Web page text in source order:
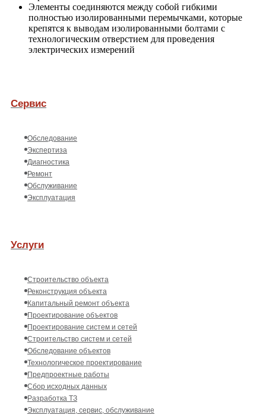
Элементы соединяются между собой гибкими
полностью изолированными перемычками, которые
крепятся к выводам изолированными болтами с
технологическим отверстием для проведения
электрических измерений
Сервис
Обследование
Экспертиза
Диагностика
Ремонт
Обслуживание
Эксплуатация
Услуги
Строительство объекта
Реконструкция объекта
Капитальный ремонт объекта
Проектирование объектов
Проектирование систем и сетей
Строительство систем и сетей
Обследование объектов
Технологическое проектирование
Предпроектные работы
Сбор исходных данных
Разработка ТЗ
Эксплуатация, сервис, обслуживание